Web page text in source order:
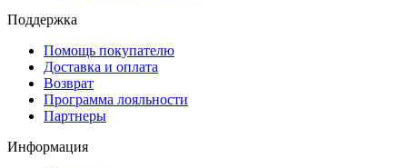
Поддержка
Помощь покупателю
Доставка и оплата
Возврат
Программа лояльности
Партнеры
Информация